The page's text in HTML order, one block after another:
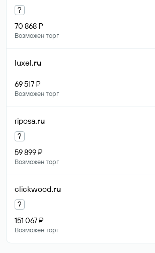
?
70 868 ₽
Возможен торг
luxel.ru
69 517 ₽
Возможен торг
riposa.ru
?
59 899 ₽
Возможен торг
clickwood.ru
?
151 067 ₽
Возможен торг